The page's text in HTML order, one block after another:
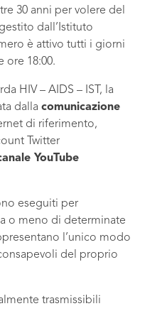
30 anni per volere del
dall’Istituto
è attivo tutti i giorni
ore 18:00.
HIV – AIDS – IST, la
dalla comunicazione
di riferimento,
Twitter
YouTube
eseguiti per
o meno di determinate
l’unico modo
del proprio
trasmissibili